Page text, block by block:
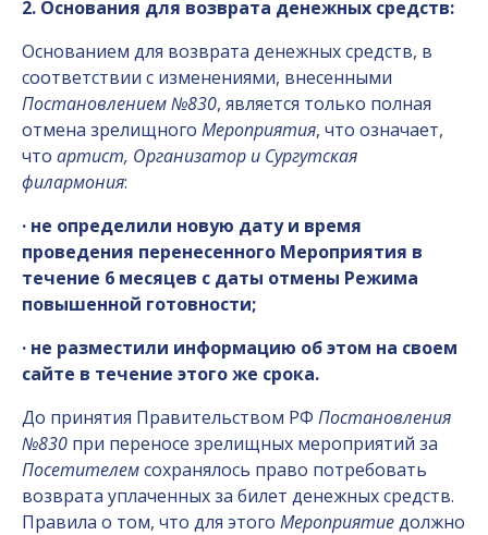
2. Основания для возврата денежных средств:
Основанием для возврата денежных средств, в
соответствии с изменениями, внесенными
Постановлением №830, является только полная
отмена зрелищного Мероприятия, что означает,
что артист, Организатор и Сургутская
филармония:
· не определили новую дату и время
проведения перенесенного Мероприятия в
течение 6 месяцев с даты отмены Режима
повышенной готовности;
· не разместили информацию об этом на своем
сайте в течение этого же срока.
До принятия Правительством РФ Постановления
№830 при переносе зрелищных мероприятий за
Посетителемсохранялось право потребовать
возврата уплаченных за билет денежных средств.
Правила о том, что для этого Мероприятиедолжно